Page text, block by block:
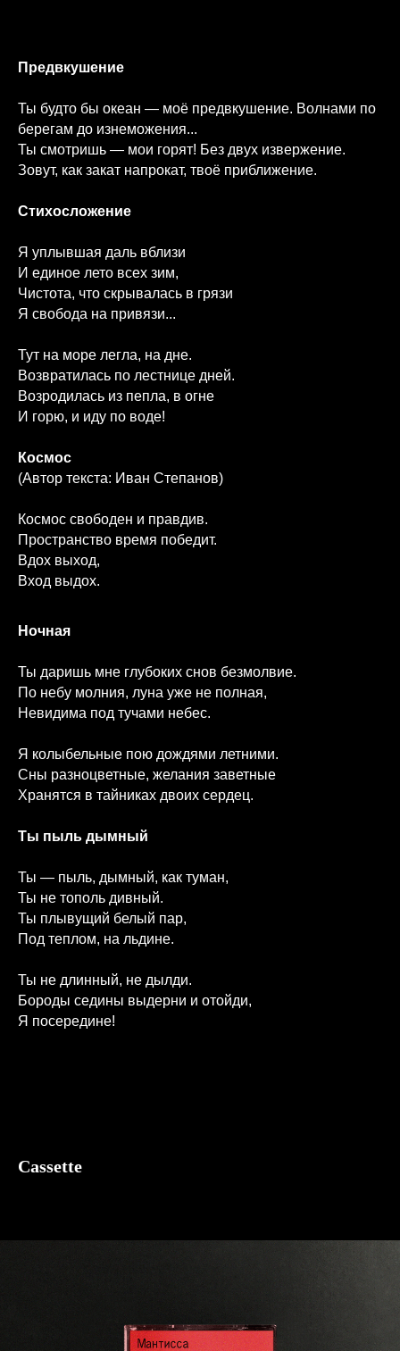
Предвкушение
Ты будто бы океан — моё предвкушение. Волнами по
берегам до изнеможения...
Ты смотришь — мои горят! Без двух извержение.
Зовут, как закат напрокат, твоё приближение.
Cтихосложение
Я уплывшая даль вблизи
И единое лето всех зим,
Чистота, что скрывалась в грязи
Я свобода на привязи...
Тут на море легла, на дне.
Возвратилась по лестнице дней.
Возродилась из пепла, в огне
И горю, и иду по воде!
Космос
(Автор текста: Иван Степанов)
Космос свободен и правдив.
Пространство время победит.
Вдох выход,
Вход выдох.
Ночная
Ты даришь мне глубоких снов безмолвие.
По небу молния, луна уже не полная,
Невидима под тучами небес.
Я колыбельные пою дождями летними.
Сны разноцветные, желания заветные
Хранятся в тайниках двоих сердец.
Ты пыль дымный
Ты — пыль, дымный, как туман,
Ты не тополь дивный.
Ты плывущий белый пар,
Под теплом, на льдине.
Ты не длинный, не дылди.
Бороды седины выдерни и отойди,
Я посередине!
Cassette